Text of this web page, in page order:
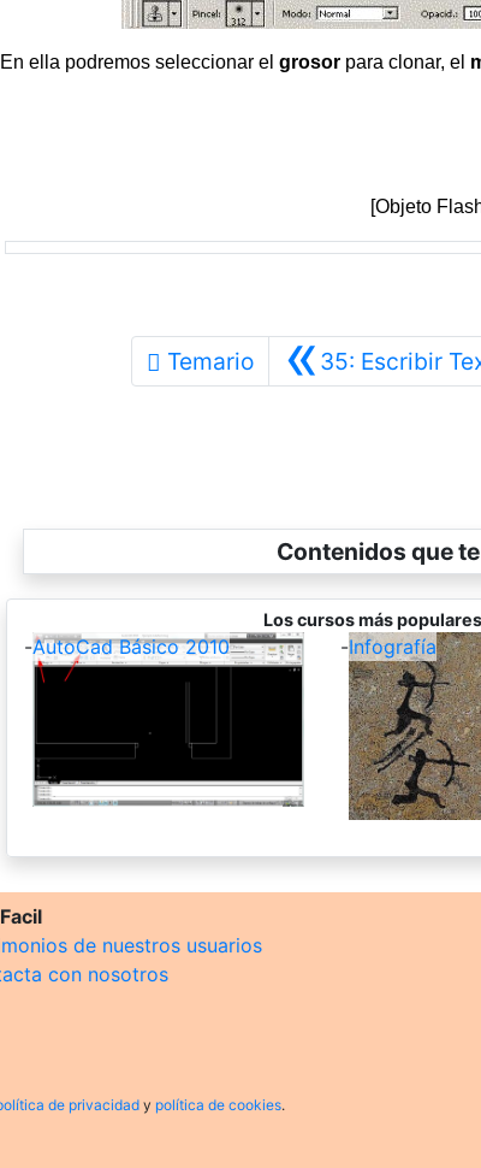
En ella podremos seleccionar el grosorpara clonar, el
[Objeto
Temario «35: Escribir
Contenidos que
Los cursos más
-AutoCad Básico 2010 -Infografía
de nuestros usuarios
con nosotros
de privacidad y política de cookies.